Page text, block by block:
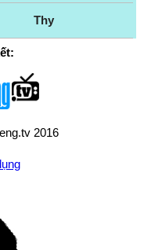
Thy
2016
tư